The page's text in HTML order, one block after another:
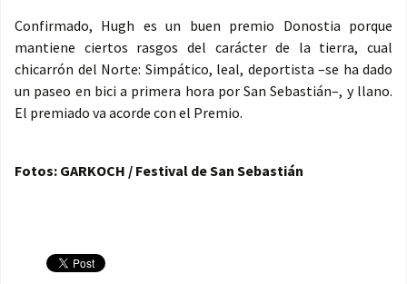
Confirmado, Hugh es un buen premio Donostia porque
mantiene ciertos rasgos del carácter de la tierra, cual
chicarrón del Norte: Simpático, leal, deportista –se ha dado
un paseo en bici a primera hora por San Sebastián–, y llano.
El premiado va acorde con el Premio.
Fotos: GARKOCH / Festival de San Sebastián